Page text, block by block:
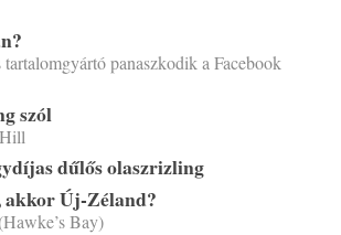
panaszkodik a Facebook
szól
dűlős olaszrizling
akkor Új-Zéland?
Bay)